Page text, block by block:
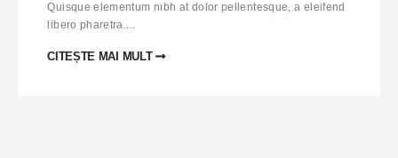
Quisque elementum nibh at dolor pellentesque, a eleifend
libero pharetra....
CITEȘTE MAI MULT